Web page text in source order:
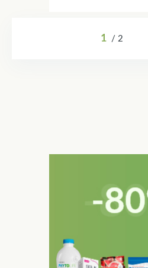
1 2